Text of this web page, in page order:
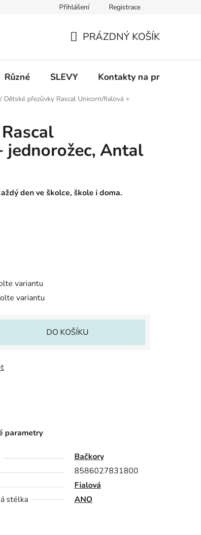
Informace k on-line platbám Odstoupení od
Přihlášení Registrace
KOŠÍK
PRÁZDNÝ KOŠÍK
Různé SLEVY Kontakty na prodejny
/ Dětské přezůvky Rascal Unicorn/fialová +
Antal
den ve školce, škole i doma.
variantu
variantu
DO KOŠÍKU
parametry
Bačkory
8586027831800
Fialová
stélka
ANO